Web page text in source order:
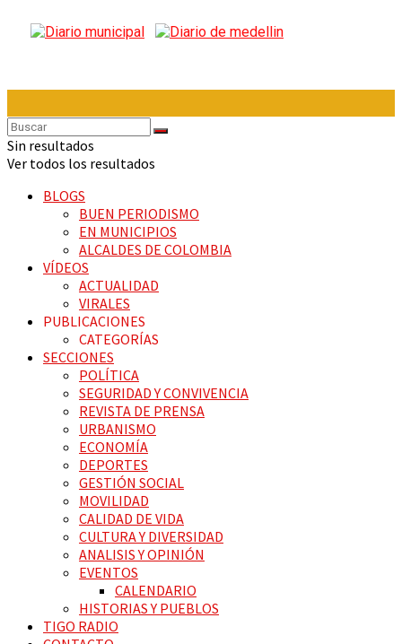
Sin resultados
Ver todos los resultados
BLOGS
BUEN PERIODISMO
EN MUNICIPIOS
ALCALDES DE COLOMBIA
VÍDEOS
ACTUALIDAD
VIRALES
PUBLICACIONES
CATEGORÍAS
SECCIONES
POLÍTICA
SEGURIDAD Y CONVIVENCIA
REVISTA DE PRENSA
URBANISMO
ECONOMÍA
DEPORTES
GESTIÓN SOCIAL
MOVILIDAD
CALIDAD DE VIDA
CULTURA Y DIVERSIDAD
ANALISIS Y OPINIÓN
EVENTOS
CALENDARIO
HISTORIAS Y PUEBLOS
TIGO RADIO